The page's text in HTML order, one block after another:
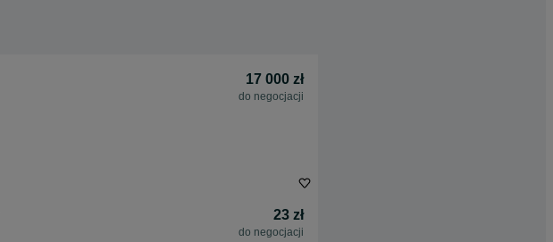
17 000 zł
do negocjacji
23 zł
do negocjacji